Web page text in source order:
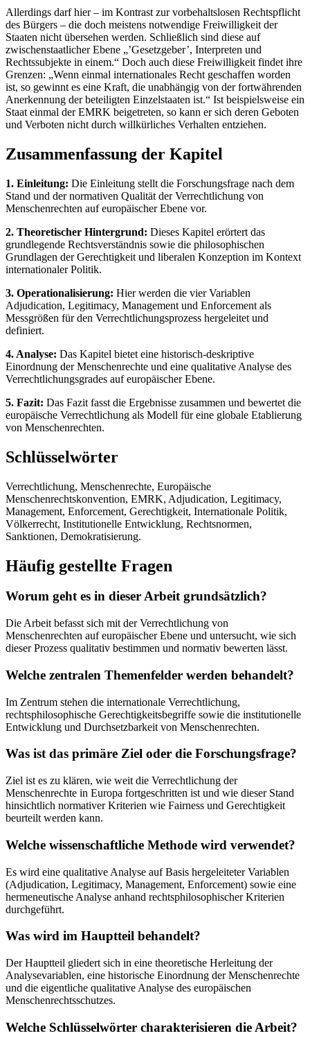
Allerdings darf hier – im Kontrast zur vorbehaltslosen Rechtspflicht
des Bürgers – die doch meistens notwendige Freiwilligkeit der
Staaten nicht übersehen werden. Schließlich sind diese auf
zwischenstaatlicher Ebene „’Gesetzgeber’, Interpreten und
Rechtssubjekte in einem.“ Doch auch diese Freiwilligkeit findet ihre
Grenzen: „Wenn einmal internationales Recht geschaffen worden
ist, so gewinnt es eine Kraft, die unabhängig von der fortwährenden
Anerkennung der beteiligten Einzelstaaten ist.“ Ist beispielsweise ein
Staat einmal der EMRK beigetreten, so kann er sich deren Geboten
und Verboten nicht durch willkürliches Verhalten entziehen.
Zusammenfassung der Kapitel
1. Einleitung: Die Einleitung stellt die Forschungsfrage nach dem
Stand und der normativen Qualität der Verrechtlichung von
Menschenrechten auf europäischer Ebene vor.
2. Theoretischer Hintergrund: Dieses Kapitel erörtert das
grundlegende Rechtsverständnis sowie die philosophischen
Grundlagen der Gerechtigkeit und liberalen Konzeption im Kontext
internationaler Politik.
3. Operationalisierung: Hier werden die vier Variablen
Adjudication, Legitimacy, Management und Enforcement als
Messgrößen für den Verrechtlichungsprozess hergeleitet und
definiert.
4. Analyse: Das Kapitel bietet eine historisch-deskriptive
Einordnung der Menschenrechte und eine qualitative Analyse des
Verrechtlichungsgrades auf europäischer Ebene.
5. Fazit: Das Fazit fasst die Ergebnisse zusammen und bewertet die
europäische Verrechtlichung als Modell für eine globale Etablierung
von Menschenrechten.
Schlüsselwörter
Verrechtlichung, Menschenrechte, Europäische
Menschenrechtskonvention, EMRK, Adjudication, Legitimacy,
Management, Enforcement, Gerechtigkeit, Internationale Politik,
Völkerrecht, Institutionelle Entwicklung, Rechtsnormen,
Sanktionen, Demokratisierung.
Häufig gestellte Fragen
Worum geht es in dieser Arbeit grundsätzlich?
Die Arbeit befasst sich mit der Verrechtlichung von
Menschenrechten auf europäischer Ebene und untersucht, wie sich
dieser Prozess qualitativ bestimmen und normativ bewerten lässt.
Welche zentralen Themenfelder werden behandelt?
Im Zentrum stehen die internationale Verrechtlichung,
rechtsphilosophische Gerechtigkeitsbegriffe sowie die institutionelle
Entwicklung und Durchsetzbarkeit von Menschenrechten.
Was ist das primäre Ziel oder die Forschungsfrage?
Ziel ist es zu klären, wie weit die Verrechtlichung der
Menschenrechte in Europa fortgeschritten ist und wie dieser Stand
hinsichtlich normativer Kriterien wie Fairness und Gerechtigkeit
beurteilt werden kann.
Welche wissenschaftliche Methode wird verwendet?
Es wird eine qualitative Analyse auf Basis hergeleiteter Variablen
(Adjudication, Legitimacy, Management, Enforcement) sowie eine
hermeneutische Analyse anhand rechtsphilosophischer Kriterien
durchgeführt.
Was wird im Hauptteil behandelt?
Der Hauptteil gliedert sich in eine theoretische Herleitung der
Analysevariablen, eine historische Einordnung der Menschenrechte
und die eigentliche qualitative Analyse des europäischen
Menschenrechtsschutzes.
Welche Schlüsselwörter charakterisieren die Arbeit?